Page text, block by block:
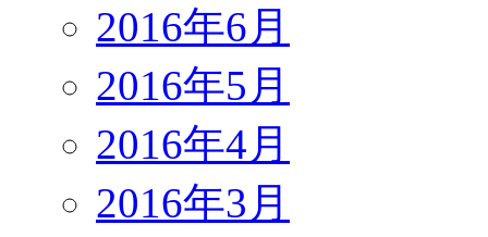
2016年6月
2016年5月
2016年4月
2016年3月